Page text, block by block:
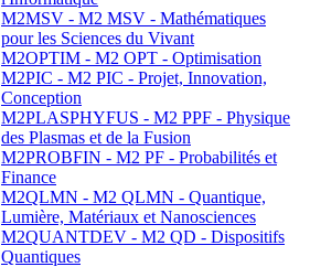
M2MSV - M2 MSV - Mathématiques
pour les Sciences du Vivant
M2OPTIM - M2 OPT - Optimisation
M2PIC - M2 PIC - Projet, Innovation,
Conception
M2PLASPHYFUS - M2 PPF - Physique
des Plasmas et de la Fusion
M2PROBFIN - M2 PF - Probabilités et
Finance
M2QLMN - M2 QLMN - Quantique,
Lumière, Matériaux et Nanosciences
M2QUANTDEV - M2 QD - Dispositifs
Quantiques